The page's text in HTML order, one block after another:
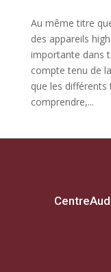
Au même titre
des appareils
importante dans
compte tenu de
que les
comprendre,...